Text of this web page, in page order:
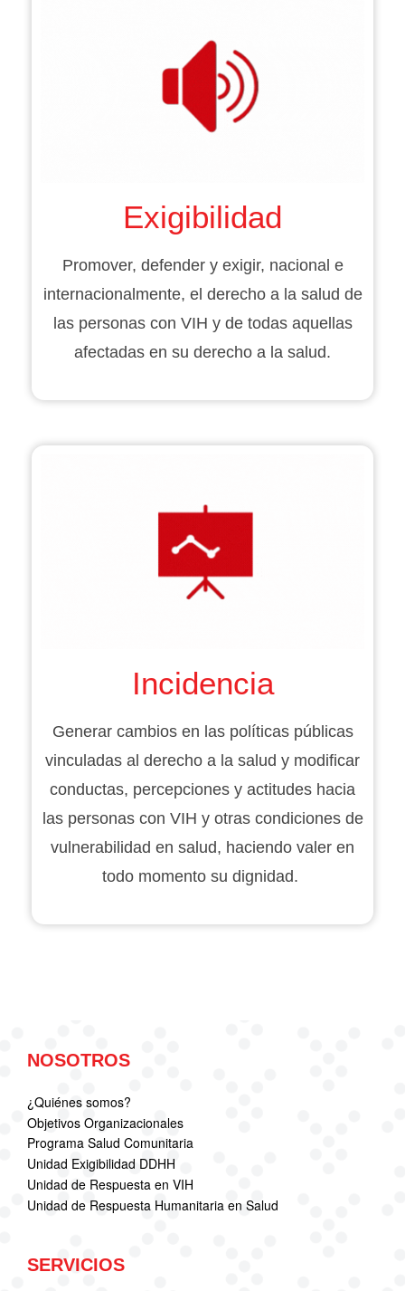
Exigibilidad
Promover, defender y exigir, nacional e
internacionalmente, el derecho a la salud de
las personas con VIH y de todas aquellas
afectadas en su derecho a la salud.
Incidencia
Generar cambios en las políticas públicas
vinculadas al derecho a la salud y modificar
conductas, percepciones y actitudes hacia
las personas con VIH y otras condiciones de
vulnerabilidad en salud, haciendo valer en
todo momento su dignidad.
NOSOTROS
¿Quiénes somos?
Objetivos Organizacionales
Programa Salud Comunitaria
Unidad Exigibilidad DDHH
Unidad de Respuesta en VIH
Unidad de Respuesta Humanitaria en Salud
SERVICIOS